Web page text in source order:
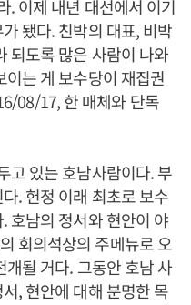
. 이제 내년 대선에서 이기
됐다. 친박의 대표, 비박
되도록 많은 사람이 나와
는 게 보수당이 재집권
08/17, 한 매체와 단독
고 있는 호남사람이다. 부
. 헌정 이래 최초로 보수
호남의 정서와 현안이 야
회의석상의 주메뉴로 오
될 거다. 그동안 호남 사
, 현안에 대해 분명한 목